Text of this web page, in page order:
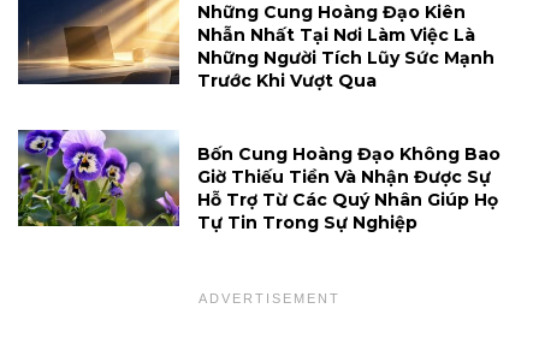
Những Cung Hoàng Đạo Kiên
Nhẫn Nhất Tại Nơi Làm Việc Là
Những Người Tích Lũy Sức Mạnh
Trước Khi Vượt Qua
Bốn Cung Hoàng Đạo Không Bao
Giờ Thiếu Tiền Và Nhận Được Sự
Hỗ Trợ Từ Các Quý Nhân Giúp Họ
Tự Tin Trong Sự Nghiệp